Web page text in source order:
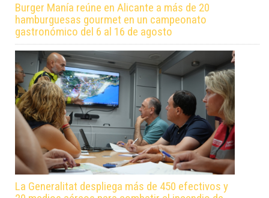
Burger Manía reúne en Alicante a más de 20
hamburguesas gourmet en un campeonato
gastronómico del 6 al 16 de agosto
La Generalitat despliega más de 450 efectivos y